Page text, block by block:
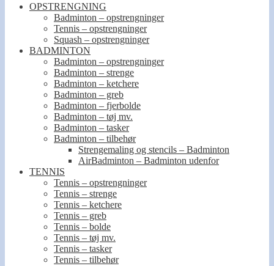
OPSTRENGNING
Badminton – opstrengninger
Tennis – opstrengninger
Squash – opstrengninger
BADMINTON
Badminton – opstrengninger
Badminton – strenge
Badminton – ketchere
Badminton – greb
Badminton – fjerbolde
Badminton – tøj mv.
Badminton – tasker
Badminton – tilbehør
Strengemaling og stencils – Badminton
AirBadminton – Badminton udenfor
TENNIS
Tennis – opstrengninger
Tennis – strenge
Tennis – ketchere
Tennis – greb
Tennis – bolde
Tennis – tøj mv.
Tennis – tasker
Tennis – tilbehør